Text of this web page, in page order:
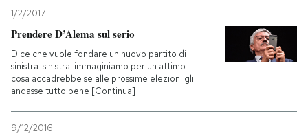
1/2/2017
Prendere D’Alema sul serio
Dice che vuole fondare un nuovo partito di
sinistra-sinistra: immaginiamo per un attimo
cosa accadrebbe se alle prossime elezioni gli
andasse tutto bene [Continua]
9/12/2016